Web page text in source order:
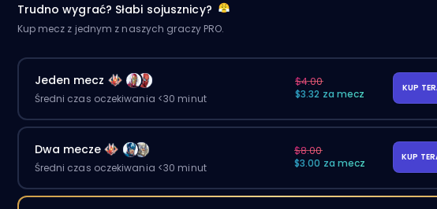
Trudno wygrać? Słabi sojusznicy?
Kup mecz z jednym z naszych graczy PRO.
Jeden mecz
Średni czas oczekiwania <30 minut
$4.00
$3.32 za mecz
KUP
Dwa mecze
Średni czas oczekiwania <30 minut
$8.00
$3.00 za mecz
KUP